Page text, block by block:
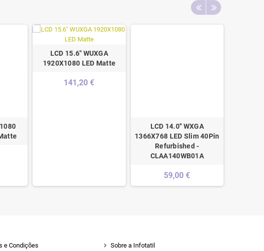
LCD 15.6" WUXGA
1920X1080 LED Matte
141,20 €
LCD 14.0'' WXGA
1366X768 LED Slim 40Pin
Refurbished -
CLAA140WB01A
59,00 €
e Condições
Sobre a Infotatil